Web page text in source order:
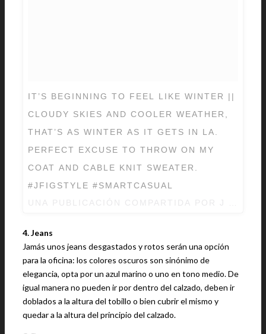
IT’S BEGINNING TO FEEL LIKE WINTER ||
CLOUDY SKIES AND COOLER WEATHER,
THAT’S AS WINTER AS IT GETS IN LA.
PERFECT EXCUSE TO THROW ON MY
COAT AND CABLE KNIT SWEATER.
#JFIGSTYLE #SMARTCASUAL
4. Jeans
Jamás unos jeans desgastados y rotos serán una opción
para la oficina: los colores oscuros son sinónimo de
elegancia, opta por un azul marino o uno en tono medio. De
igual manera no pueden ir por dentro del calzado, deben ir
doblados a la altura del tobillo o bien cubrir el mismo y
quedar a la altura del principio del calzado.